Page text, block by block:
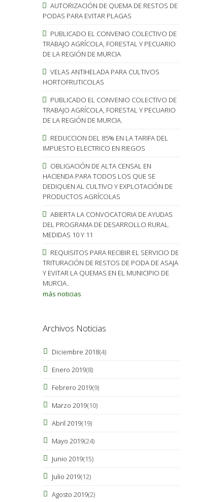
AUTORIZACIÓN DE QUEMA DE RESTOS DE
PODAS PARA EVITAR PLAGAS
PUBLICADO EL CONVENIO COLECTIVO DE
TRABAJO AGRÍCOLA, FORESTAL Y PECUARIO
DE LA REGIÓN DE MURCIA
VELAS ANTIHELADA PARA CULTIVOS
HORTOFRUTICOLAS
PUBLICADO EL CONVENIO COLECTIVO DE
TRABAJO AGRÍCOLA, FORESTAL Y PECUARIO
DE LA REGIÓN DE MURCIA.
REDUCCION DEL 85% EN LA TARIFA DEL
IMPUESTO ELECTRICO EN RIEGOS
OBLIGACIÓN DE ALTA CENSAL EN
HACIENDA PARA TODOS LOS QUE SE
DEDIQUEN AL CULTIVO Y EXPLOTACIÓN DE
PRODUCTOS AGRÍCOLAS
ABIERTA LA CONVOCATORIA DE AYUDAS
DEL PROGRAMA DE DESARROLLO RURAL.
MEDIDAS 10 Y 11
REQUISITOS PARA RECIBIR EL SERVICIO DE
TRITURACIÓN DE RESTOS DE PODA DE ASAJA
Y EVITAR LA QUEMAS EN EL MUNICIPIO DE
MURCIA..
más noticias
Archivos Noticias
Diciembre 2018(4)
Enero 2019(8)
Febrero 2019(9)
Marzo 2019(10)
Abril 2019(19)
Mayo 2019(24)
Junio 2019(15)
Julio 2019(12)
Agosto 2019(2)